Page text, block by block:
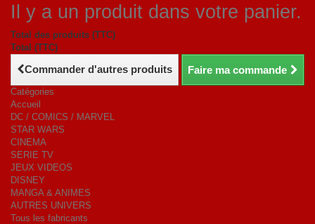
Il y a un produit dans votre panier.
Total des produits (TTC)
Total (TTC)
Commander d'autres produits Faire ma commande
Catégories
Accueil
DC / COMICS / MARVEL
STAR WARS
CINEMA
SERIE TV
JEUX VIDEOS
DISNEY
MANGA & ANIMES
AUTRES UNIVERS
Tous les fabricants